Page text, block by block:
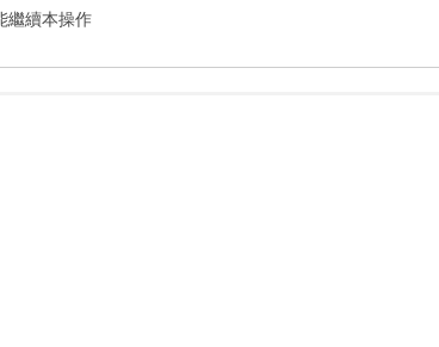
繼續本操作